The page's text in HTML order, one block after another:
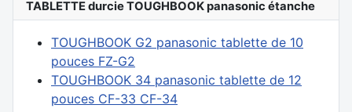
TABLETTE durcie TOUGHBOOK panasonic étanche
TOUGHBOOK G2 panasonic tablette de 10
pouces FZ-G2
TOUGHBOOK 34 panasonic tablette de 12
pouces CF-33 CF-34